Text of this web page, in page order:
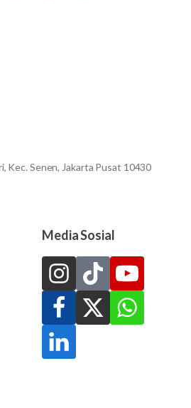
Kec. Senen, Jakarta Pusat 10430
Media Sosial